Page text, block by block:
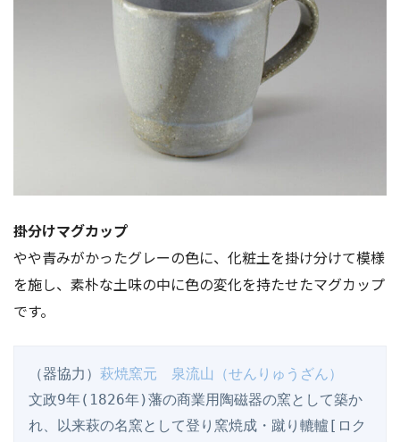
掛分けマグカップ
やや青みがかったグレーの色に、化粧土を掛け分けて模様
を施し、素朴な土味の中に色の変化を持たせたマグカップ
です。
（器協力） 萩焼窯元　泉流山（せんりゅうざん）
文政9年(1826年)藩の商業用陶磁器の窯として築か
れ、以来萩の名窯として登り窯焼成・蹴り轆轤[ロク